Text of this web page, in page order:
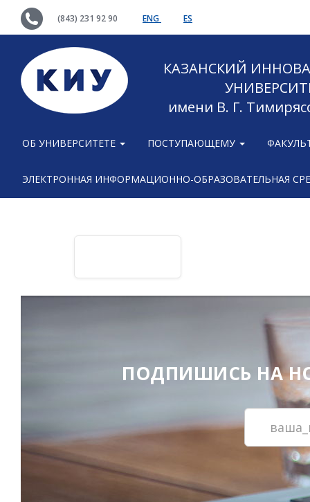
(843) 231 92 90 ENG ES
КАЗАНСКИЙ
имени В. Г.
ОБ УНИВЕРСИТЕТЕ ПОСТУПАЮЩЕМУ
ЭЛЕКТРОННАЯ ИНФОРМАЦИОННО-ОБРАЗОВАТЕЛЬНАЯ
ПОДПИШИСЬ НА